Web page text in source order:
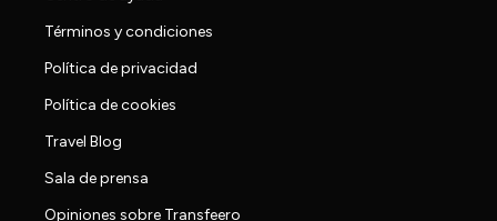
Términos y condiciones
Política de privacidad
Política de cookies
Travel Blog
Sala de prensa
Opiniones sobre Transfeero